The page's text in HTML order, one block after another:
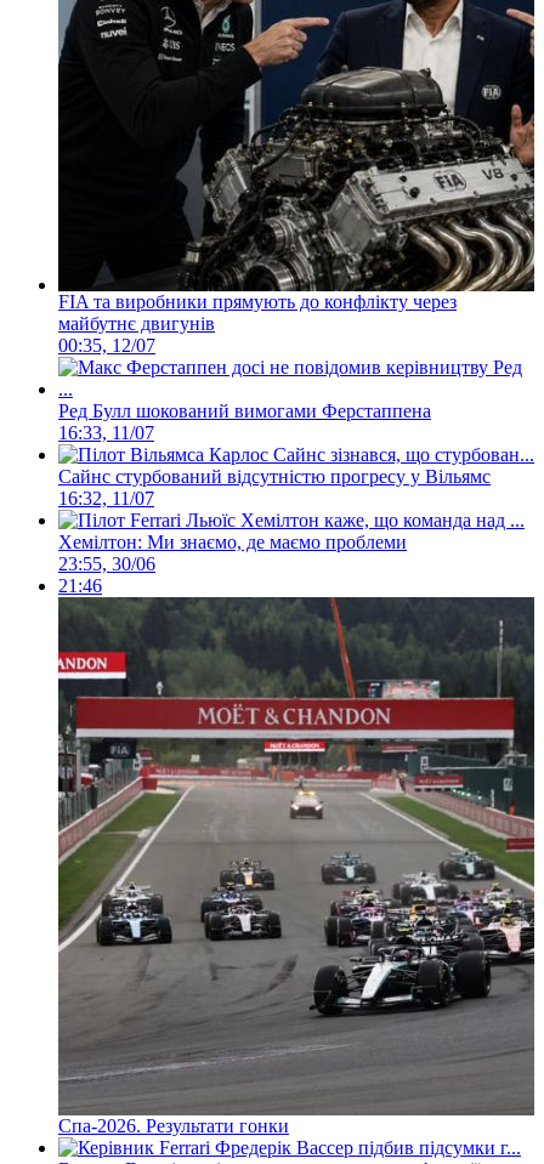
FIA та виробники прямують до конфлікту через
майбутнє двигунів
00:35, 12/07
Ред Булл шокований вимогами Ферстаппена
16:33, 11/07
Сайнс стурбований відсутністю прогресу у Вільямс
16:32, 11/07
Хемілтон: Ми знаємо, де маємо проблеми
23:55, 30/06
21:46
Спа-2026. Результати гонки